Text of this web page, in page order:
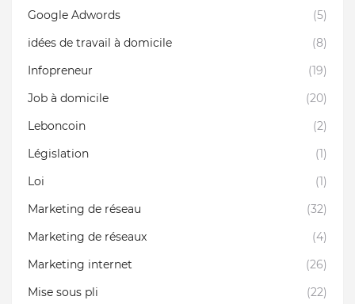
Google Adwords
(5)
idées de travail à domicile
(8)
Infopreneur
(19)
Job à domicile
(20)
Leboncoin
(2)
Législation
(1)
Loi
(1)
Marketing de réseau
(32)
Marketing de réseaux
(4)
Marketing internet
(26)
Mise sous pli
(22)